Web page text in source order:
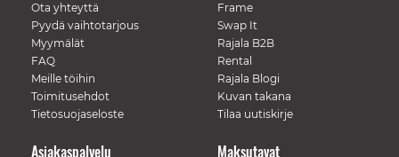
Ota yhteyttä
Pyydä vaihtotarjous
Myymälät
FAQ
Meille töihin
Toimitusehdot
Tietosuojaseloste
Frame
Swap It
Rajala B2B
Rental
Rajala Blogi
Kuvan takana
Tilaa uutiskirje
Maksutavat
Asiakaspalvelu